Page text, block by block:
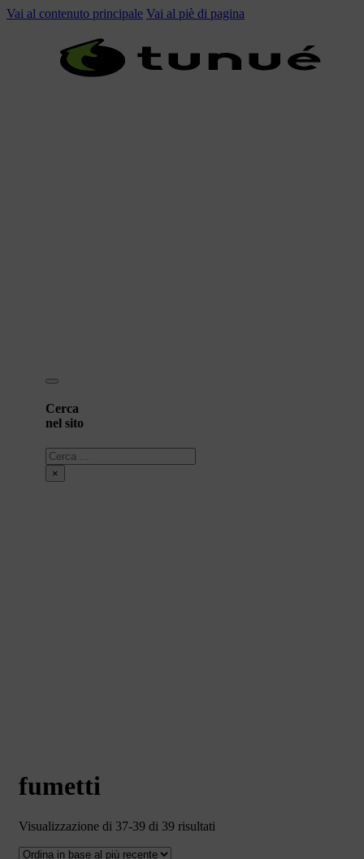
Vai al contenuto principale Vai al piè di pagina
Cerca
nel sito
Cerca
×
fumetti
Visualizzazione di 37-39 di 39 risultati